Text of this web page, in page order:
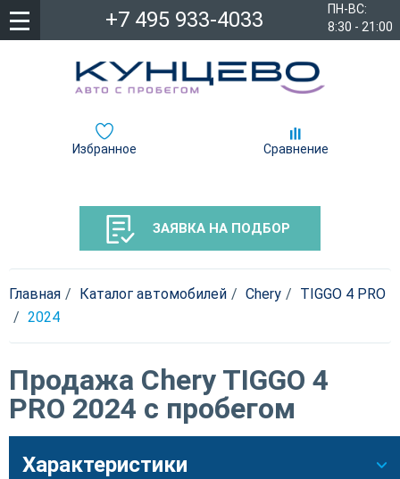
ПН-ВС:
8:30 - 21:00
+7 495 933-4033
Избранное Сравнение
ЗАЯВКА НА ПОДБОР
Главная Каталог автомобилей Chery
TIGGO 4 PRO
2024
Продажа Chery TIGGO 4
PRO 2024 с пробегом
Характеристики